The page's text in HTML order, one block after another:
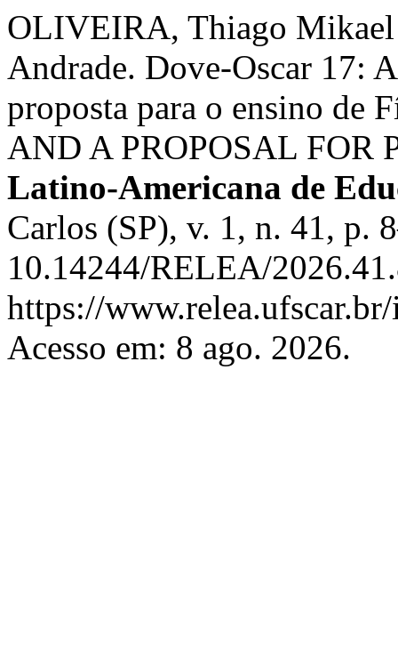
OLIVEIRA, Thiago
Andrade. Dove-Oscar 17:
proposta para o ensino de
AND A PROPOSAL FOR
Latino-Americana de
Carlos (SP), v. 1, n. 41, p.
10.14244/RELEA/
https://
Acesso em: 8 ago. 2026.